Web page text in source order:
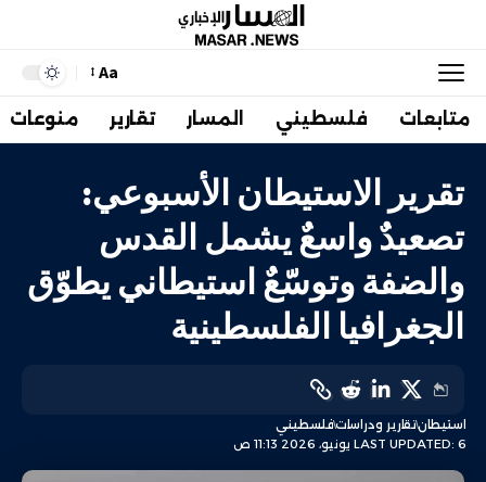
Aa
متابعات فلسطيني المسار تقارير منوعات
تقرير الاستيطان الأسبوعي:
تصعيدٌ واسعٌ يشمل القدس
والضفة وتوسّعٌ استيطاني يطوّق
الجغرافيا الفلسطينية
LAST UPDATED: 6 يونيو، 2026 11:13 ص
استيطانتقارير ودراساتفلسطيني